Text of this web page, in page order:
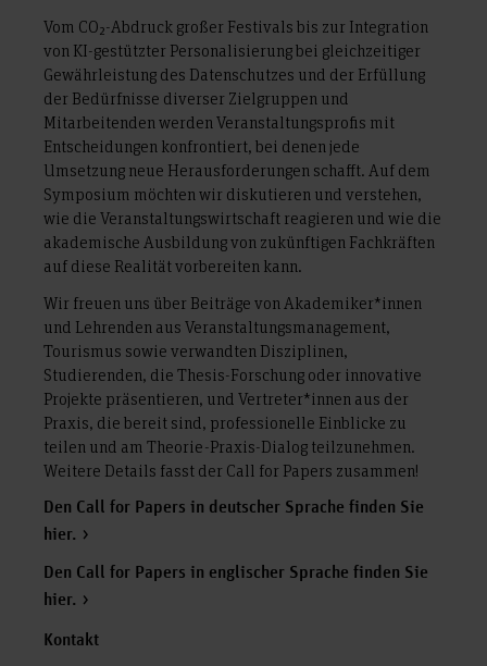
Vom CO₂-Abdruck großer Festivals bis zur Integration
von KI-gestützter Personalisierung bei gleichzeitiger
Gewährleistung des Datenschutzes und der Erfüllung
der Bedürfnisse diverser Zielgruppen und
Mitarbeitenden werden Veranstaltungsprofis mit
Entscheidungen konfrontiert, bei denen jede
Umsetzung neue Herausforderungen schafft. Auf dem
Symposium möchten wir diskutieren und verstehen,
wie die Veranstaltungswirtschaft reagieren und wie die
akademische Ausbildung von zukünftigen Fachkräften
auf diese Realität vorbereiten kann.
Wir freuen uns über Beiträge von Akademiker*innen
und Lehrenden aus Veranstaltungsmanagement,
Tourismus sowie verwandten Disziplinen,
Studierenden, die Thesis-Forschung oder innovative
Projekte präsentieren, und Vertreter*innen aus der
Praxis, die bereit sind, professionelle Einblicke zu
teilen und am Theorie-Praxis-Dialog teilzunehmen.
Weitere Details fasst der Call for Papers zusammen!
Den Call for Papers in deutscher Sprache finden Sie
hier.
Den Call for Papers in englischer Sprache finden Sie
hier.
Kontakt